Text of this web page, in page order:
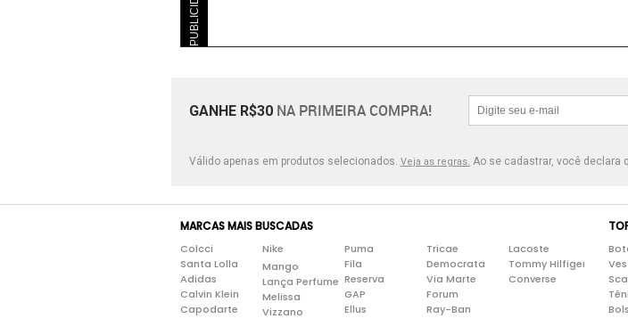
GANHE R$30 NA PRIMEIRA COMPRA!
Válido apenas em produtos selecionados. Veja as regras. Ao se cadastrar, você declara
MARCAS MAIS BUSCADAS
Colcci
Santa Lolla
Adidas
Calvin Klein
Capodarte
Nike
Mango
Lança Perfume
Melissa
Vizzano
Puma
Fila
Reserva
GAP
Ellus
Tricae
Democrata
Via Marte
Forum
Ray-Ban
Lacoste
Tommy Hilfiger
Converse